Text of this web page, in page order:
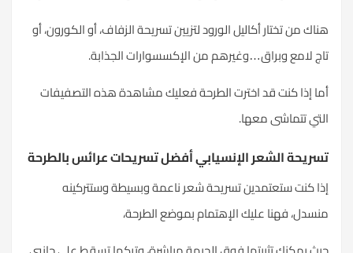
هناك من تختار أكاليل الورود لتزيين تسريحة الزفاف، أو الكورون، أو
تاج لامع وبراق…وغيرهم من الإكسسوارات الجذابة.
أما إذا كنت قد اخترت الطرحة فعليك مشاهدة هذه التصفيفات
التي تتماشى معها.
تسريحة الشعر الإنسيابي أفضل تسريحات عرائس بالطرحة
إذا كنت ستعتمدين تسريحة شعر ناعمة وبسيطة وستتركينه
منسدل، فهنا عليك الإهتمام بموضع الطرحة،